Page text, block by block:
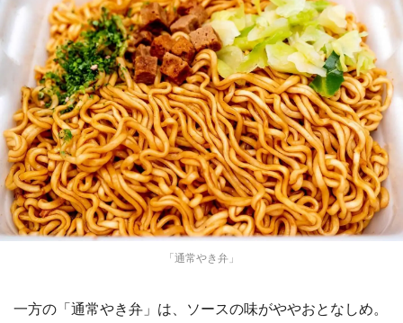
「通常やき弁」
一方の「通常やき弁」は、ソースの味がややおとなしめ。